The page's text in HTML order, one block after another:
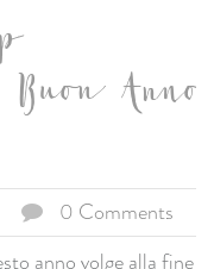
Anno
0 Comments
anno volge alla fine